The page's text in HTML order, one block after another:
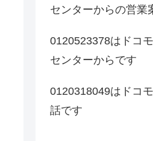
センターからの営業
0120523378はドコ
センターからです
0120318049はドコ
話です